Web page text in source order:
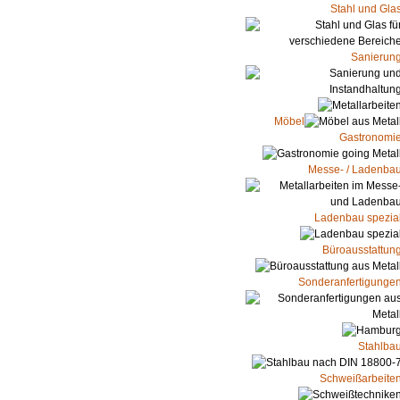
Stahl und
Sanierung
Möbel
Gastronomie
Messe- / Ladenbau
Ladenbau spezial
Büroausstattung
Sonderanfertigungen
Stahlbau
Schweißarbeiten